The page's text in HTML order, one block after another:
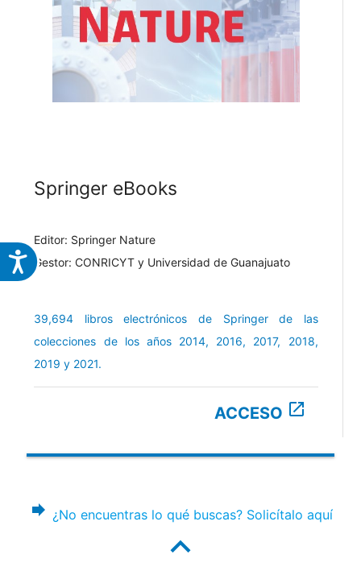
Springer eBooks
Editor: Springer Nature
Gestor: CONRICYT y Universidad de Guanajuato
39,694 libros electrónicos de Springer de las
colecciones de los años 2014, 2016, 2017, 2018,
2019 y 2021.
ACCESO open_in_new
forward ¿No encuentras lo qué buscas? Solicítalo aquí
keyboard_arrow_up